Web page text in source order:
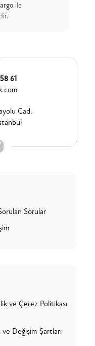
ile
61
Cad.
Sorular
ve Çerez Politikası
ve Değişim Şartları